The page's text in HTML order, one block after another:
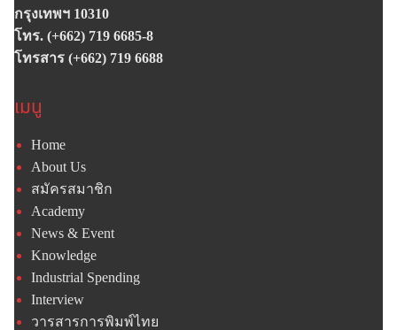
กรุงเทพฯ 10310
โทร. (+662) 719 6685-8
โทรสาร (+662) 719 6688
เมนู
Home
About Us
สมัครสมาชิก
Academy
News & Event
Knowledge
Industrial Spending
Interview
วารสารการพิมพ์ไทย